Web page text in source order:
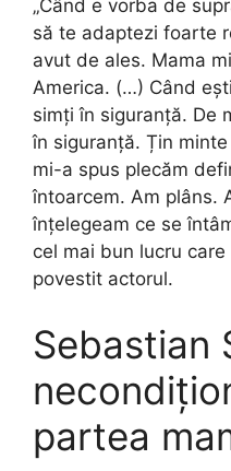
„Când e vorba de
să te adaptezi foarte
avut de ales. Mama
America. (…) Când
simți în siguranță. De
în siguranță. Țin
mi-a spus plecăm
întoarcem. Am plâns.
înțelegeam ce se
cel mai bun lucru
povestit actorul.
Sebastian
partea